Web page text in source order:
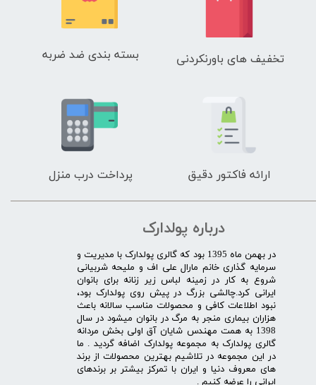
تخفیف های باورنکردنی بسته بندی ضد ضربه
ارائه فاکتور دقیق پرداخت درب منزل
درباره پولدارک
در بهمن ماه 1395 بود که گالری پولدارک با مدیریت و
سرمایه گذاری خانم مارال علی اف و ملیحه شربیانی
شروع به کار در زمینه لباس زیر زنانه برای بانوان
ایرانی کرد.چالشی بزرگ در پیش روی پولدارک بود،
نبود اطلاعات کافی و محصولات مناسب سالانه باعث
هزاران بیماری منجر به مرگ در بانوان میشود در سال
1398 به همت مهندس شایان آق اولی بخش مردانه
گالری پولدارک به مجموعه پولدارک اضافه گردید . ما
در این مجموعه در تلاشیم بهترین محصولات از برند
های معروف دنیا و ایران با تمرکز بیشتر بر برندهای
ایرانی را عرضه کنیم .​​​​​​​